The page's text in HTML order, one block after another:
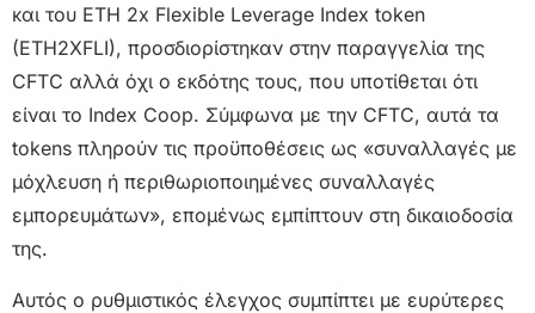
και του ETH 2x Flexible Leverage Index token
(ETH2XFLI), προσδιορίστηκαν στην παραγγελία της
CFTC αλλά όχι ο εκδότης τους, που υποτίθεται ότι
είναι το Index Coop. Σύμφωνα με την CFTC, αυτά τα
tokens πληρούν τις προϋποθέσεις ως «συναλλαγές με
μόχλευση ή περιθωριοποιημένες συναλλαγές
εμπορευμάτων», επομένως εμπίπτουν στη δικαιοδοσία
της.
Αυτός ο ρυθμιστικός έλεγχος συμπίπτει με ευρύτερες